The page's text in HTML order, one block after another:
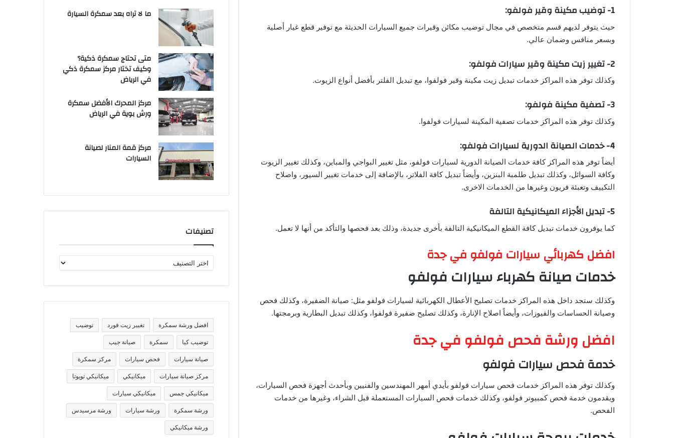
1- توضيب مكينة وقير فولفو:
حيث يتوفر لديهم قسم متخصص في مجال توضيب مكائن وقيرات جميع السيارات الحديثة مع توفير قطع غيار أصلية
وبسعر منافس وضمان عالي.
2- تغيير زيت مكينة وقير سيارات فولفو:
وكذلك توفر هذه المراكز خدمات تبديل زيت مكينة وقير فولفوا، مع تبديل الفلتر بأفضل أنواع الزيوت.
3- تصفية مكينة فولفو:
وكذلك توفر هذه المراكز خدمات تصفية المكينة لسيارات فولفوا.
4- خدمات الصيانة الدورية لسيارات فولفو:
أيضاً توفر هذه المراكز كافة خدمات الصيانة الدورية لسيارات فولفو، مثل تغيير البواجي والمباين، وكذلك تغيير الزيوت
وكافة السوائل، وكذلك تبديل طلمبة البنزين، وأيضاً تبديل كافة الفلاتر، بالإضافة إلى خدمات تغيير السيور، واصلاح
التكييف وتعبئة فريون وغيرها من الخدمات الاخرى.
5- تبديل الأجزاء الميكانيكية التالفة
كما يوفرون خدمات تبديل كافة القطع الميكانيكية التالفة بأخرى جديدة، وذلك بعد فحصها والتأكد من أنها لا تعمل.
افضل كهربائي سيارات فولفو في جدة
خدمات صيانة كهرباء سيارات فولفو
وكذلك ستجد داخل هذه المراكز خدمات تصليح الأعطال الكهربائية لسيارات فولفو مثل: صيانة الضفيرة، وكذلك فحص
وصيانة الحساسات والفيوزات، وأيضاً اصلاح الإنارة، وكذلك تصليح ضفيرة فولفوا، وكذلك تبديل البطارية وبرمجتها.
افضل ورشة فحص فولفو في جدة
خدمة فحص سيارات فولفو
وكذلك توفر هذه المراكز خدمات فحص سيارات فولفو بأيدي أمهر المهندسين والفنيين وبأحدث أجهزة فحص السيارات،
ويقدمون خدمة فحص كمبيوتر فولفو، وكذلك خدمات فحص السيارات المستعملة قبل الشراء، وغيرها من خدمات
الفحص.
ما لا تراه بعد سمكرة السيارة
متى تحتاج سمكرة ذكية؟
وكيف تختار مركز سمكرة ذكي
في الرياض
مركز المحرك الأفضل سمكرة
ورش بوية في الرياض
مركز قمة المنار لصيانة
السيارات
تصنيفات
ص
ف
تافضل ورشة سمكرة تغيير زيت فورد توضيب
توضيب كيا سمكرة صيانة جيب
صيانة سيارات فحص سيارات مركز سمكرة
مركز صيانة سيارات ميكانيكي ميكانيكي تويوتا
ميكانيكي جمس ميكانيكي سيارات
ورشة سمكرة ورشة سيارات ورشة مرسيدس
ورشة ميكانيكي